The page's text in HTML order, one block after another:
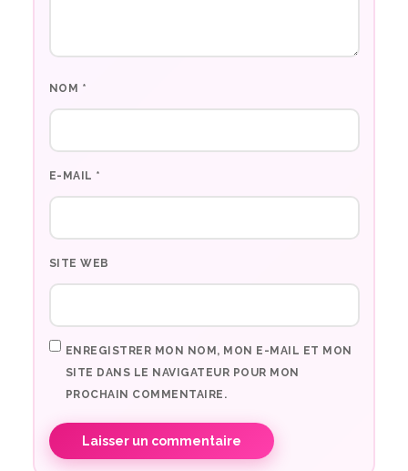
NOM *
E-MAIL *
SITE WEB
ENREGISTRER MON NOM, MON E-MAIL ET MON
SITE DANS LE NAVIGATEUR POUR MON
PROCHAIN COMMENTAIRE.